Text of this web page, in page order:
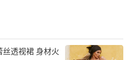
形与传统文化之根交相融
透视裙 身材火